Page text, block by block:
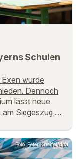
Schulen
wurde
Dennoch
lässt neue
am Siegeszug …
Foto: Peter Kneffel/dpa